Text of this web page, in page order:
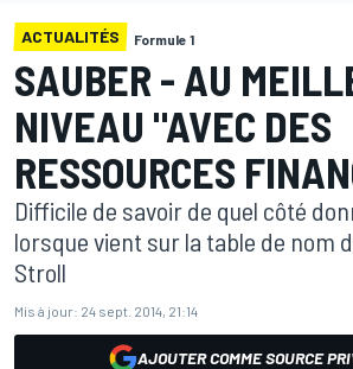
ACTUALITÉS Formule 1
SAUBER - AU
NIVEAU "AVEC DES
RESSOURCES
Difficile de savoir de quel côté
lorsque vient sur la table de nom
Stroll
Mis à jour: 24 sept. 2014, 21:14
AJOUTER COMME SOURCE